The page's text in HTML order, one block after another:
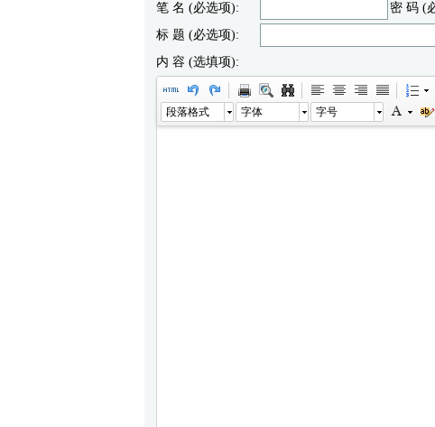
笔 名 (必选项): 密 码 (
标 题 (必选项):
内 容 (选填项):
段落格式 字体 字号